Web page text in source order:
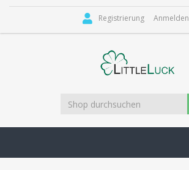
Registrierung Anmelden